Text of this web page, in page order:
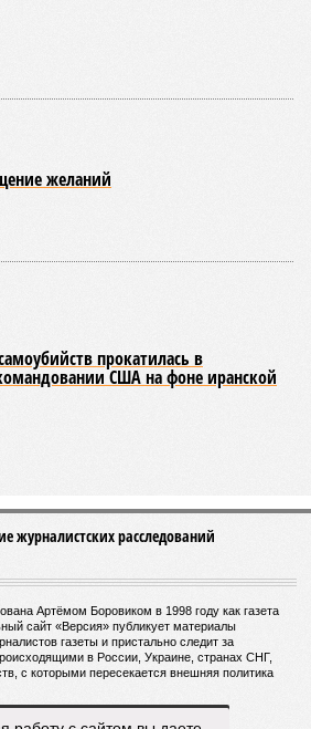
на фоне глобального потепления,
больше, и здесь уже среди
Европа. Небывалая жара,
и прошлом годах в Италии и во
и экзотика, впрочем, не менее
«лимнические
мало кто слышал. Речь идёт о
количество углекислого газа
глубин озёр, образуя невидимое
которое безжалостно убивает
на озере Ньос в Камеруне
из наиболее чудовищных
и тысячи голов скота
выброса CO₂, накрывшего
к тому, чем все эти
закончиться. А именно – к
то есть фактическому упадку
называют деградацию
ресурсов и болезни. А ведь
непременно ведёт именно к
кризису, эпидемиям, голоду,
населения. Так погибли
майя, кхмеров – список не
цивилизация будет следующей?